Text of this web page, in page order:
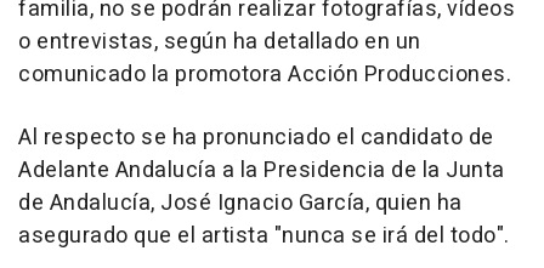
familia, no se podrán realizar fotografías, vídeos
o entrevistas, según ha detallado en un
comunicado la promotora Acción Producciones.
Al respecto se ha pronunciado el candidato de
Adelante Andalucía a la Presidencia de la Junta
de Andalucía, José Ignacio García, quien ha
asegurado que el artista "nunca se irá del todo".